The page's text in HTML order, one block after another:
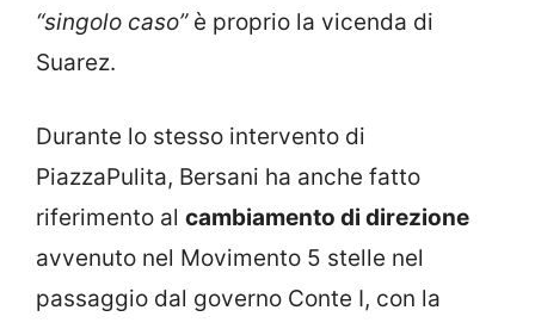
“singolo caso”è proprio la vicenda di
Suarez.
Durante lo stesso intervento di
PiazzaPulita, Bersani ha anche fatto
riferimento al cambiamento di direzione
avvenuto nel Movimento 5 stelle nel
passaggio dal governo Conte I, con la